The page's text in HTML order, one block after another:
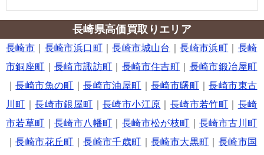
長崎県高価買取りエリア
長崎市 長崎市浜口町 ｜長崎市城山台 ｜長崎市浜町
長崎
市銅座町
｜長崎市諏訪町 長崎市住吉町
長崎市鍛冶屋町
｜長崎市魚の町 ｜長崎市油屋町 ｜長崎市曙町 ｜長崎市東古
川町
｜長崎市銀屋町 ｜長崎市小江原 長崎市若竹町
長崎
市若草町
｜長崎市八幡町 長崎市松が枝町 ｜長崎市古川町
｜長崎市花丘町 ｜長崎市千歳町 ｜長崎市大黒町
長崎市国